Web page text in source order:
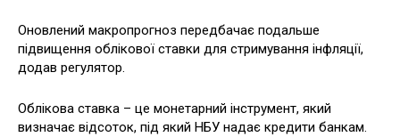
Оновлений макропрогноз передбачає подальше
підвищення облікової ставки для стримування інфляції,
додав регулятор.
Облікова ставка – це монетарний інструмент, який
визначає відсоток, під який НБУ надає кредити банкам.